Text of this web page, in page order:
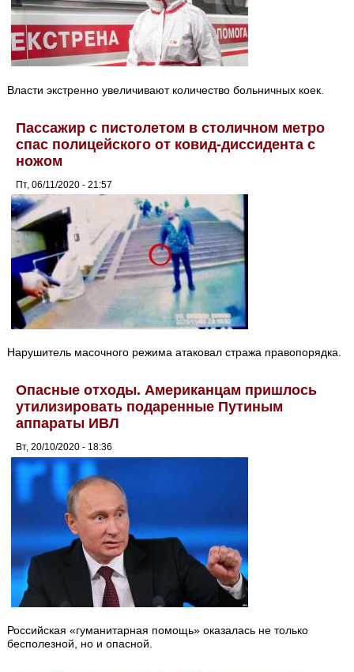
Власти экстренно увеличивают количество больничных коек.
Пассажир с пистолетом в столичном метро
спас полицейского от ковид-диссидента с
ножом
Пт, 06/11/2020 - 21:57
Нарушитель масочного режима атаковал стража правопорядка.
Опасные отходы. Американцам пришлось
утилизировать подаренные Путиным
аппараты ИВЛ
Вт, 20/10/2020 - 18:36
Российская «гуманитарная помощь» оказалась не только
бесполезной, но и опасной.